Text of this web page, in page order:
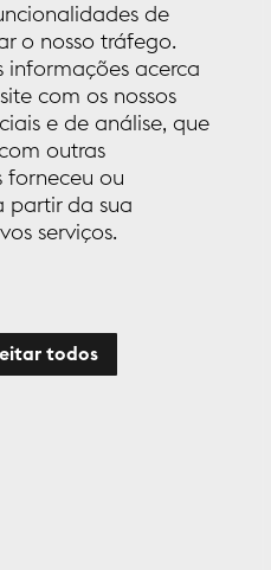
de
o nosso tráfego.
informações acerca
com os nossos
e de análise, que
outras
forneceu ou
partir da sua
serviços.
todos